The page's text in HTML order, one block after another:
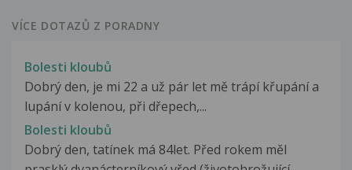
VÍCE DOTAZŮ Z PORADNY
Bolesti kloubů
Dobrý den, je mi 22 a už pár let mě trápí křupání a
lupání v kolenou, při dřepech,...
Bolesti kloubů
Dobrý den, tatínek má 84let. Před rokem měl